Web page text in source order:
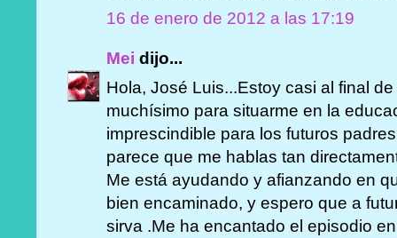
16 de enero de 2012 a las 17:19
Mei dijo...
Hola, José Luis...Estoy casi al final
muchísimo para situarme en la
imprescindible para los futuros
parece que me hablas tan
Me está ayudando y afianzando en
bien encaminado, y espero que a
sirva .Me ha encantado el episodio